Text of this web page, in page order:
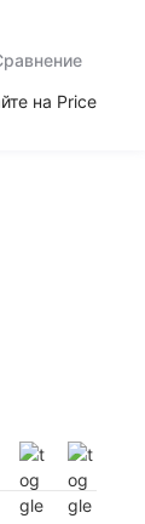
на Price